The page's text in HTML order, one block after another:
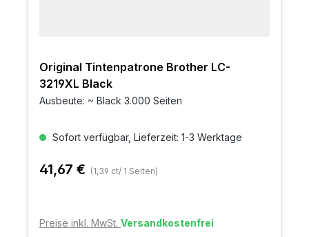
Original Tintenpatrone Brother LC-
3219XL Black
Ausbeute: ~ Black 3.000 Seiten
Sofort verfügbar, Lieferzeit: 1-3 Werktage
41,67 € (1,39 ct/ 1 Seiten)
Preise inkl. MwSt. Versandkostenfrei